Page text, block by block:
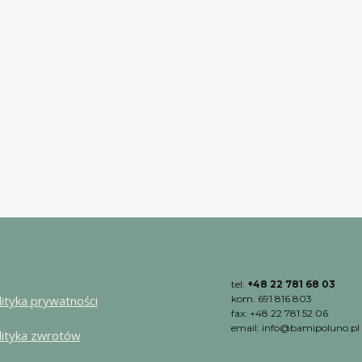
prywatności
zwrotów
tel: +48 22 781 68 03
kom. 691 816 803
fax: +48 22 781 52 06
email: info@bamipoluno.pl